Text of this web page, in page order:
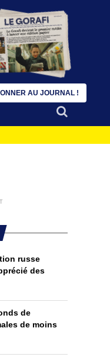
russe
des
de
de moins
AU JOURNAL !